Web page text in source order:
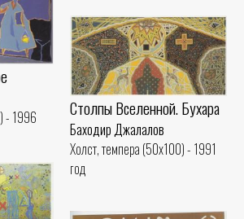
- 1996
Столпы Вселенной. Бухара
Баходир Джалалов
Холст, темпера (50x100) - 1991
год